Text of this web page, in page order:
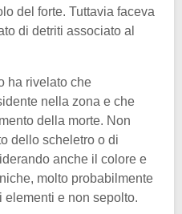
del forte. Tuttavia faceva
di detriti associato al
ha rivelato che
nella zona e che
della morte. Non
dello scheletro o di
anche il colore e
molto probabilmente
e non sepolto.